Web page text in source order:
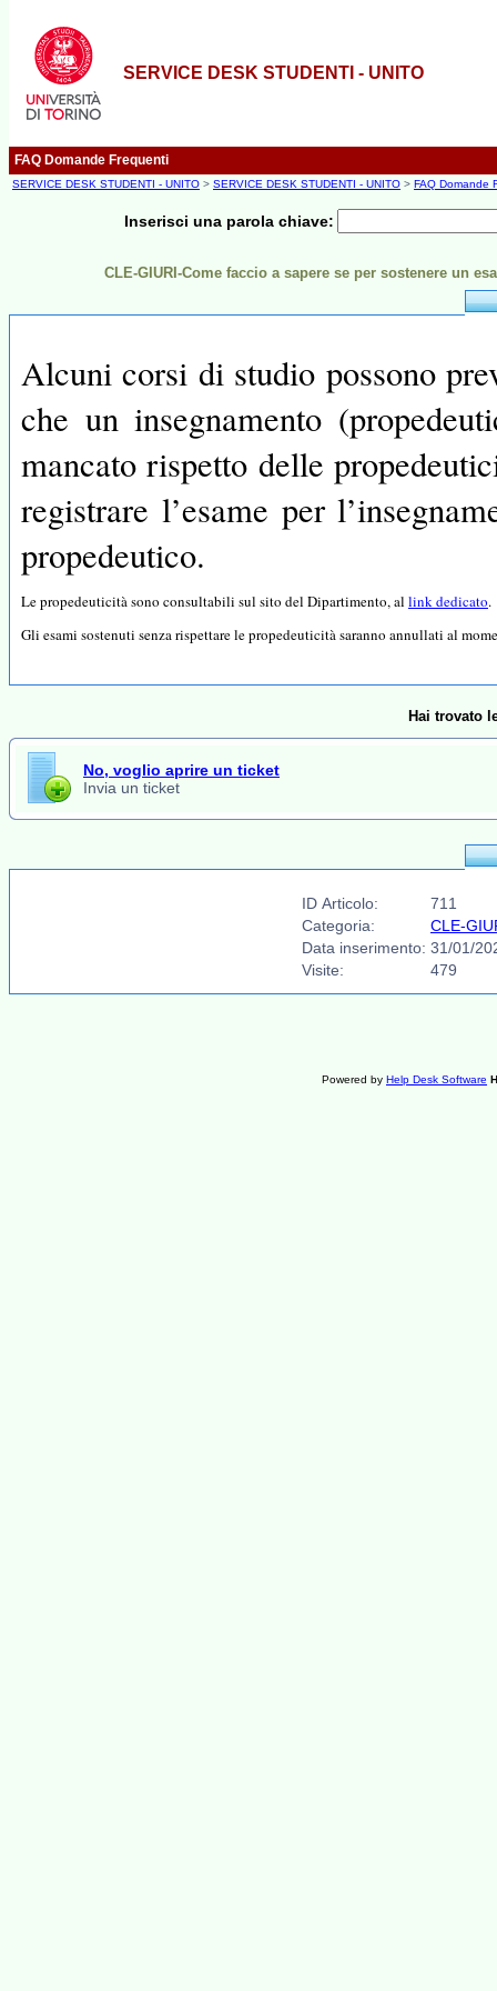
SERVICE DESK STUDENTI - UNITO
FAQ Domande Frequenti
SERVICE DESK STUDENTI - UNITO > SERVICE DESK STUDENTI - UNITO > FAQ Domande
Inserisci una parola chiave:
CLE-GIURI-Come faccio a sapere se per sostenere un
Alcuni corsi di studio possono
che un insegnamento
mancato rispetto delle
registrare l’esame per
propedeutico.
Le propedeuticità sono consultabili sul sito del Dipartimento, al link dedicato.
Gli esami sostenuti senza rispettare le propedeuticità saranno annullati al
Hai trovato
No, voglio aprire un ticket
Invia un ticket
ID Articolo:
711
Categoria:
CLE-
Data inserimento: 31/01/
Visite:
479
Powered by Help Desk Software